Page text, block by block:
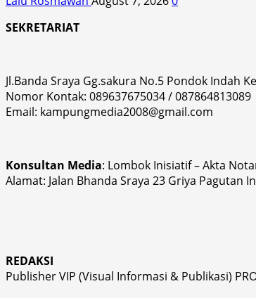
SEKRETARIAT
Jl.Banda Sraya Gg.sakura No.5 Pondok Indah
Nomor Kontak: 089637675034 / 087864813089
Email: kampungmedia2008@gmail.com
Konsultan Media: Lombok Inisiatif – Akta
Alamat: Jalan Bhanda Sraya 23 Griya Pagutan
REDAKSI
Publisher VIP (Visual Informasi & Publikasi)